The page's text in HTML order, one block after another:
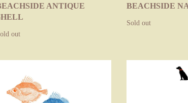
ANTIQUE
out
BEACHSIDE
Sold out